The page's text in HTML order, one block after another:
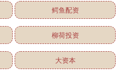
鳄鱼配资
柳荷投资
大资本